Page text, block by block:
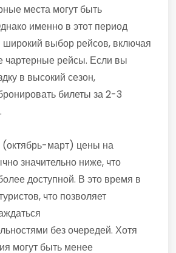
места могут быть
именно в этот период
выбор рейсов, включая
чартерные рейсы. Если вы
в высокий сезон,
билеты за 2-3
март) цены на
значительно ниже, что
доступной. В это время в
что позволяет
без очередей. Хотя
могут быть менее